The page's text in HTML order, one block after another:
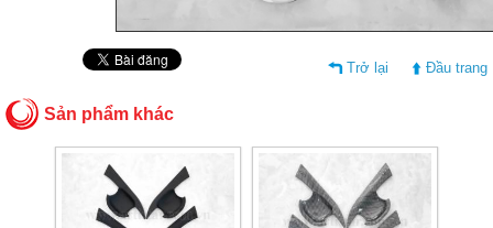
Trở lại Đầu trang
Sản phẩm khác